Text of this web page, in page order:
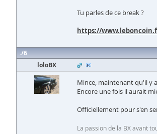
Tu parles de ce break ?
https://
6
loloBX
Mince, maintenant qu'il y
Encore une fois il aurait
Officiellement pour s'en
La passion de la BX avant